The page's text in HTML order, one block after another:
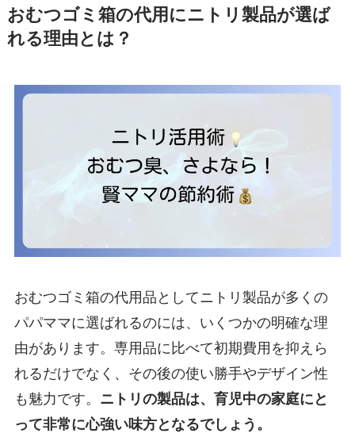
おむつゴミ箱の代用にニトリ製品が選ば
れる理由とは？
おむつゴミ箱の代用品としてニトリ製品が多くの
パパママに選ばれるのには、いくつかの明確な理
由があります。専用品に比べて初期費用を抑えら
れるだけでなく、その後の使い勝手やデザイン性
も魅力です。 ニトリの製品は、育児中の家庭にと
って非常に心強い味方となるでしょう。